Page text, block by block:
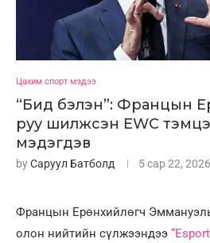
Цахим спорт мэдээ
“Бид бэлэн”: Францын
руу шилжсэн EWC
мэдэгдэв
byСаруул Батболд 5 сар 22, 2026
Францын Ерөнхийлөгч
олон нийтийн сүлжээндээ